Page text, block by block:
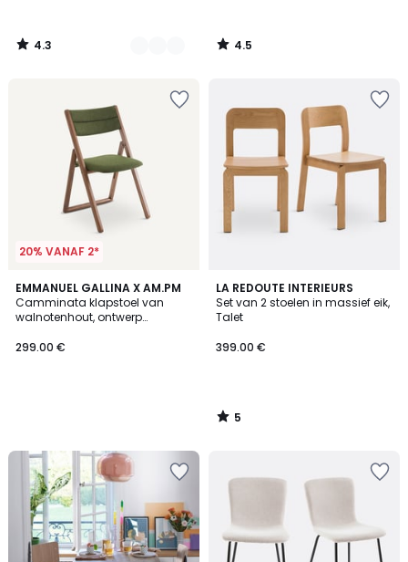
4.3
/
4.5
/
20% VANAF 2*
EMMANUEL GALLINA X AM.PM
Camminata klapstoel van
walnotenhout, ontwerp
299.00 €
LA REDOUTE INTERIEURS
Set van 2 stoelen in massief eik,
Talet
399.00 €
5
/
5
5
/